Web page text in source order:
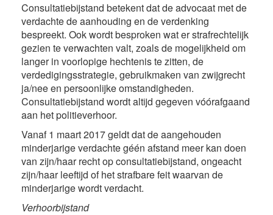
Consultatiebijstand betekent dat de advocaat met de
verdachte de aanhouding en de verdenking
bespreekt. Ook wordt besproken wat er strafrechtelijk
gezien te verwachten valt, zoals de mogelijkheid om
langer in voorlopige hechtenis te zitten, de
verdedigingsstrategie, gebruikmaken van zwijgrecht
ja/nee en persoonlijke omstandigheden.
Consultatiebijstand wordt altijd gegeven vóórafgaand
aan het politieverhoor.
Vanaf 1 maart 2017 geldt dat de aangehouden
minderjarige verdachte géén afstand meer kan doen
van zijn/haar recht op consultatiebijstand, ongeacht
zijn/haar leeftijd of het strafbare feit waarvan de
minderjarige wordt verdacht.
Verhoorbijstand